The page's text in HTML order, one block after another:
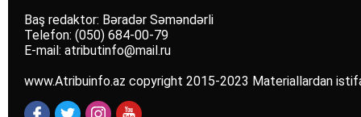
Baş redaktor: Bəradər Səməndərli
Telefon: (050) 684-00-79
E-mail: atributinfo@mail.ru
www.Atribuinfo.az copyright 2015-2023 Materiallardan